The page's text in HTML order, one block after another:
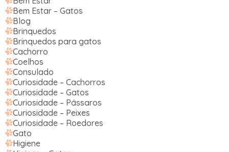
Bem Estar – Gatos
Blog
Brinquedos
Brinquedos para gatos
Cachorro
Coelhos
Consulado
Curiosidade – Cachorros
Curiosidade – Gatos
Curiosidade – Pássaros
Curiosidade – Peixes
Curiosidade – Roedores
Gato
Higiene